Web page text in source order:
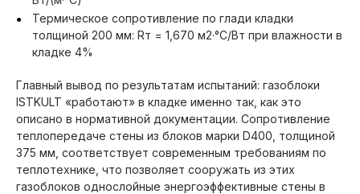
Термическое сопротивление по глади кладки
толщиной 200 мм: Rт = 1,670 м2·°С/Вт при влажности в
кладке 4%
Главный вывод по результатам испытаний: газоблоки
ISTKULT «работают» в кладке именно так, как это
описано в нормативной документации. Сопротивление
теплопередаче стены из блоков марки D400, толщиной
375 мм, соответствует современным требованиям по
теплотехнике, что позволяет сооружать из этих
газоблоков однослойные энергоэффективные стены в